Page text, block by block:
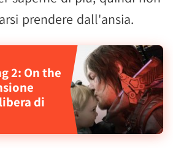
prendere dall'ansia.
2: On the
di